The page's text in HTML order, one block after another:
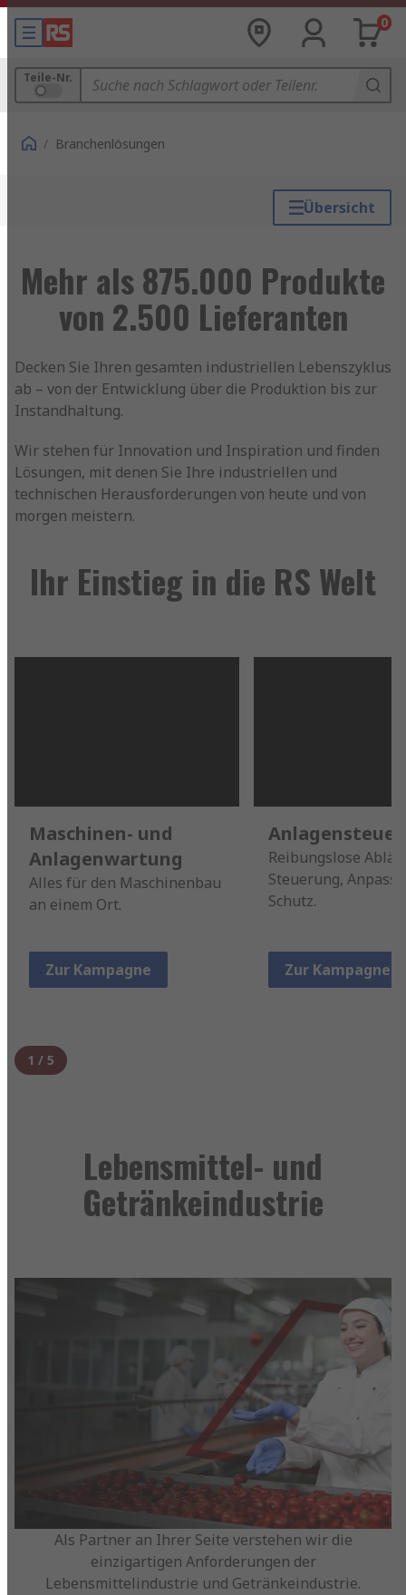
0
Teile-Nr.
/ Branchenlösungen
Übersicht
Mehr als 875.000 Produkte
von 2.500 Lieferanten
Decken Sie Ihren gesamten industriellen Lebenszyklus
ab – von der Entwicklung über die Produktion bis zur
Instandhaltung.
Wir stehen für Innovation und Inspiration und finden
Lösungen, mit denen Sie Ihre industriellen und
technischen Herausforderungen von heute und von
morgen meistern.
Ihr Einstieg in die RS Welt
Maschinen- und
Anlagenwartung
Alles für den Maschinenbau
an einem Ort.
Zur Kampagne
Reibungslose
Steuerung,
Schutz.
Zur Kampagne
1 / 5
Lebensmittel- und
Getränkeindustrie
Als Partner an Ihrer Seite verstehen wir die
einzigartigen Anforderungen der
Lebensmittelindustrie und Getränkeindustrie.